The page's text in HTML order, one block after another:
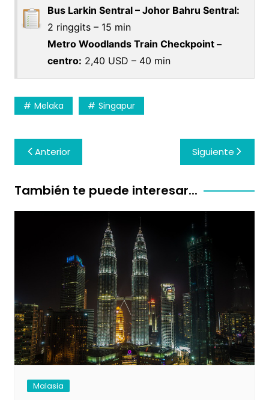
Bus Larkin Sentral – Johor Bahru Sentral:
2 ringgits – 15 min
Metro Woodlands Train Checkpoint –
centro: 2,40 USD – 40 min
Melaka Singapur
Navegación
de
entradas
Anterior Siguiente
También te puede interesar...
Malasia